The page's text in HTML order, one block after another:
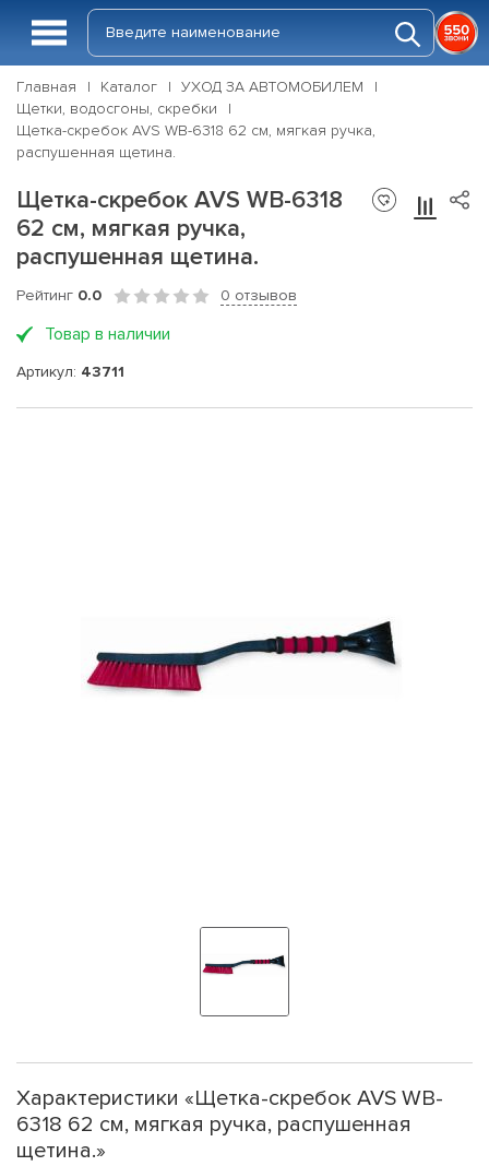
Главная Каталог
УХОД ЗА АВТОМОБИЛЕМ
Щетки, водосгоны, скребки
Щетка-скребок AVS WB-6318 62 cм, мягкая ручка,
распушенная щетина.
Щетка-скребок AVS WB-6318
62 cм, мягкая ручка,
распушенная щетина.
Рейтинг 0.0 0 отзывов
Товар в наличии
Артикул: 43711
Характеристики «Щетка-скребок AVS WB-
6318 62 cм, мягкая ручка, распушенная
щетина.»